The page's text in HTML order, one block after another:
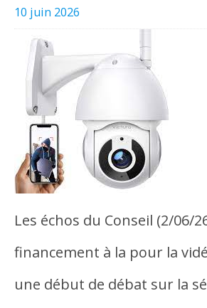
10 juin 2026
Les échos du Conseil (2/06/
financement à la pour la
une début de débat sur la